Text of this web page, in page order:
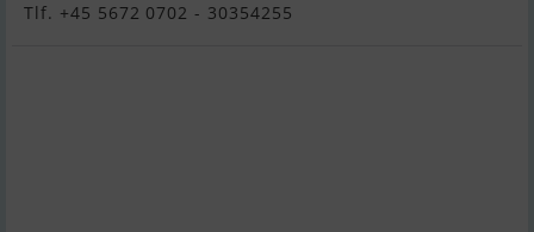
Tlf. +45 5672 0702 - 30354255